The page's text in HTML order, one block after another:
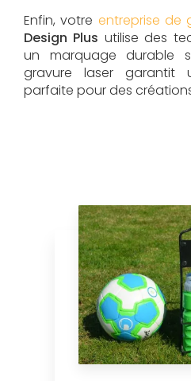
Enfin, votre entreprise de
Design Plus utilise des
un marquage durable
gravure laser garantit
parfaite pour des